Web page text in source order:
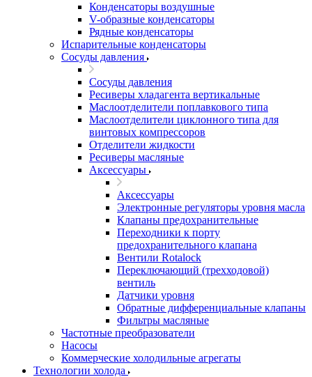
Конденсаторы воздушные
V-образные конденсаторы
Рядные конденсаторы
Испарительные конденсаторы
Сосуды давления
Сосуды давления
Ресиверы хладагента вертикальные
Маслоотделители поплавкового типа
Маслоотделители циклонного типа для
винтовых компрессоров
Отделители жидкости
Ресиверы масляные
Аксессуары
Аксессуары
Электронные регуляторы уровня масла
Клапаны предохранительные
Переходники к порту
предохранительного клапана
Вентили Rotalock
Переключающий (трехходовой)
вентиль
Датчики уровня
Обратные дифференциальные клапаны
Фильтры масляные
Частотные преобразователи
Насосы
Коммерческие холодильные агрегаты
Технологии холода